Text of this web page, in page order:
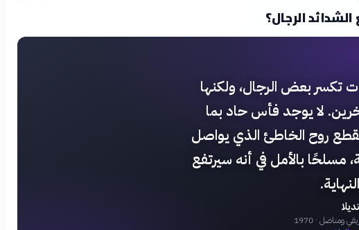
الرجال؟
تكسر بعض الرجال، ولكنها
لا يوجد فأس حاد بما
روح الخاطئ الذي يواصل
مسلحًا بالأمل في أنه سيرتفع
ومناضل · 1970